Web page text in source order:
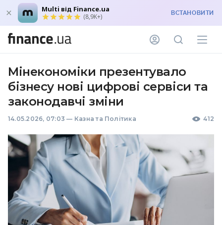
Multi від Finance.ua
(8,9K+) ВСТАНОВИТИ
Мінекономіки презентувало
бізнесу нові цифрові сервіси та
законодавчі зміни
14.05.2026, 07:03 — Казна та Політика 412